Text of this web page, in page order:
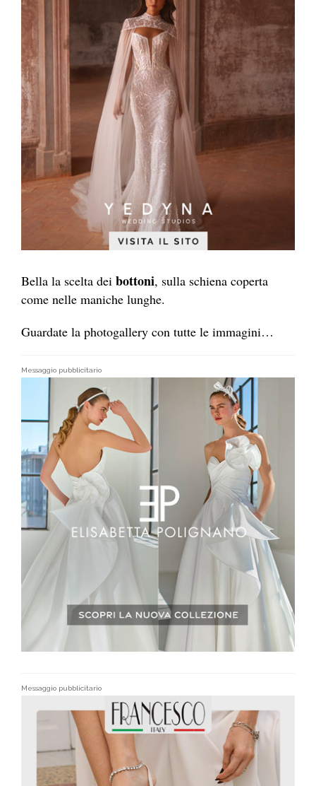
Bella la scelta dei bottoni, sulla schiena coperta
come nelle maniche lunghe.
Guardate la photogallery con tutte le immagini…
Messaggio pubblicitario
Messaggio pubblicitario